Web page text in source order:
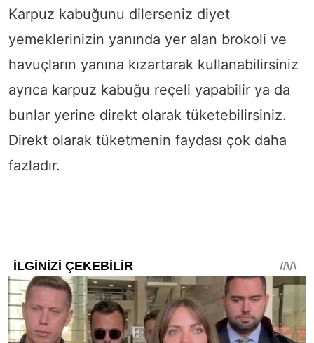
Karpuz kabuğunu dilerseniz diyet
yemeklerinizin yanında yer alan brokoli ve
havuçların yanına kızartarak kullanabilirsiniz
ayrıca karpuz kabuğu reçeli yapabilir ya da
bunlar yerine direkt olarak tüketebilirsiniz.
Direkt olarak tüketmenin faydası çok daha
fazladır.